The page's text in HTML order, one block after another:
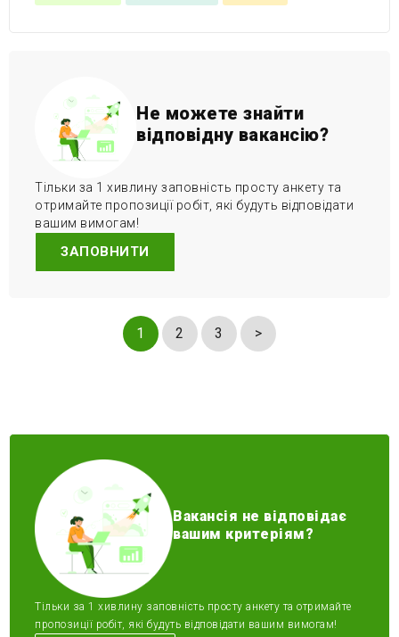
Не можете знайти
відповідну вакансію?
Тільки за 1 хивлину заповність просту анкету та
отримайте пропозиції робіт, які будуть відповідати
вашим вимогам!
ЗАПОВНИТИ
1 2 3 >
Вакансія не відповідає
вашим критеріям?
Тільки за 1 хивлину заповність просту анкету та отримайте
пропозиції робіт, які будуть відповідати вашим вимогам!